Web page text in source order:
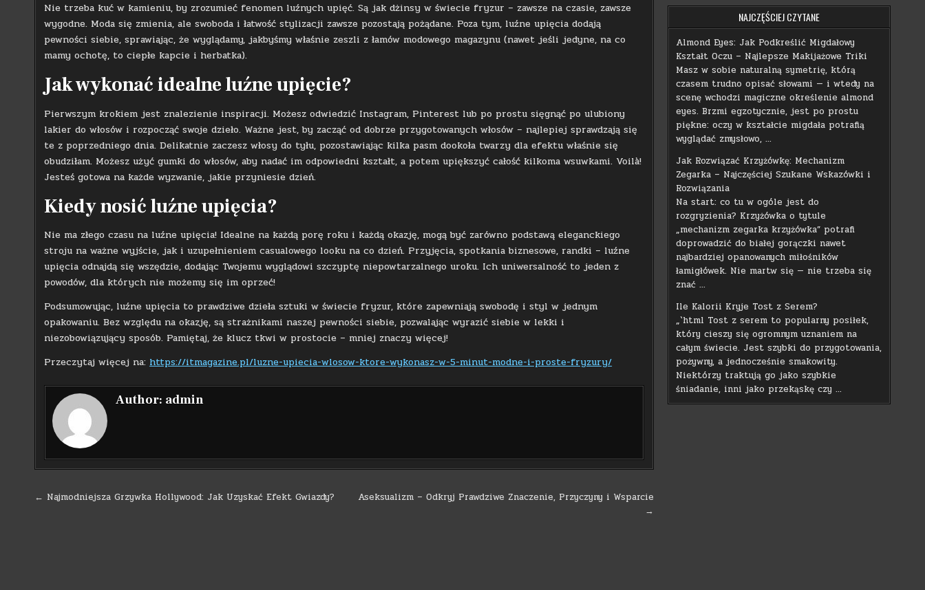
Nie trzeba kuć w kamieniu, by zrozumieć fenomen luźnych upięć. Są jak dżinsy w świecie fryzur – zawsze na czasie, zawsze
wygodne. Moda się zmienia, ale swoboda i łatwość stylizacji zawsze pozostają pożądane. Poza tym, luźne upięcia dodają
pewności siebie, sprawiając, że wyglądamy, jakbyśmy właśnie zeszli z łamów modowego magazynu (nawet jeśli jedyne, na co
mamy ochotę, to ciepłe kapcie i herbatka).
Jak wykonać idealne luźne upięcie?
Pierwszym krokiem jest znalezienie inspiracji. Możesz odwiedzić Instagram, Pinterest lub po prostu sięgnąć po ulubiony
lakier do włosów i rozpocząć swoje dzieło. Ważne jest, by zacząć od dobrze przygotowanych włosów – najlepiej sprawdzają się
te z poprzedniego dnia. Delikatnie zaczesz włosy do tyłu, pozostawiając kilka pasm dookoła twarzy dla efektu właśnie się
obudziłam. Możesz użyć gumki do włosów, aby nadać im odpowiedni kształt, a potem upiększyć całość kilkoma wsuwkami. Voilà!
Jesteś gotowa na każde wyzwanie, jakie przyniesie dzień.
Kiedy nosić luźne upięcia?
Nie ma złego czasu na luźne upięcia! Idealne na każdą porę roku i każdą okazję, mogą być zarówno podstawą eleganckiego
stroju na ważne wyjście, jak i uzupełnieniem casualowego looku na co dzień. Przyjęcia, spotkania biznesowe, randki – luźne
upięcia odnajdą się wszędzie, dodając Twojemu wyglądowi szczyptę niepowtarzalnego uroku. Ich uniwersalność to jeden z
powodów, dla których nie możemy się im oprzeć!
Podsumowując, luźne upięcia to prawdziwe dzieła sztuki w świecie fryzur, które zapewniają swobodę i styl w jednym
opakowaniu. Bez względu na okazję, są strażnikami naszej pewności siebie, pozwalając wyrazić siebie w lekki i
niezobowiązujący sposób. Pamiętaj, że klucz tkwi w prostocie – mniej znaczy więcej!
Przeczytaj więcej na:https://itmagazine.pl/luzne-upiecia-wlosow-ktore-wykonasz-w-5-minut-modne-i-proste-fryzury/
Author: admin
Nawigacja
Aseksualizm – Odkryj Prawdziwe Znaczenie, Przyczyny i Wsparcie
→
← Najmodniejsza Grzywka Hollywood: Jak Uzyskać Efekt Gwiazdy?
NAJCZĘŚCIEJ CZYTANE
Almond Eyes: Jak Podkreślić Migdałowy
Kształt Oczu – Najlepsze Makijażowe Triki
Masz w sobie naturalną symetrię, którą
czasem trudno opisać słowami — i wtedy na
scenę wchodzi magiczne określenie almond
eyes. Brzmi egzotycznie, jest po prostu
piękne: oczy w kształcie migdała potrafią
wyglądać zmysłowo, …
Jak Rozwiązać Krzyżówkę: Mechanizm
Zegarka – Najczęściej Szukane Wskazówki i
Rozwiązania
Na start: co tu w ogóle jest do
rozgryzienia? Krzyżówka o tytule
„mechanizm zegarka krzyżówka” potrafi
doprowadzić do białej gorączki nawet
najbardziej opanowanych miłośników
łamigłówek. Nie martw się — nie trzeba się
znać …
Ile Kalorii Kryje Tost z Serem?
„`html Tost z serem to popularny posiłek,
który cieszy się ogromnym uznaniem na
całym świecie. Jest szybki do przygotowania,
pożywny, a jednocześnie smakowity.
Niektórzy traktują go jako szybkie
śniadanie, inni jako przekąskę czy …